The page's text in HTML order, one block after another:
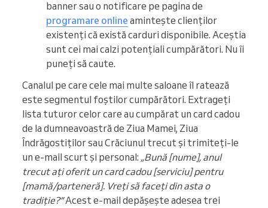
banner sau o notificare pe pagina de
programare online amintește clienților
existenți că există carduri disponibile. Aceștia
sunt cei mai calzi potențiali cumpărători. Nu îi
puneți să caute.
Canalul pe care cele mai multe saloane îl ratează
este segmentul foștilor cumpărători. Extrageți
lista tuturor celor care au cumpărat un card cadou
de la dumneavoastră de Ziua Mamei, Ziua
Îndrăgostiților sau Crăciunul trecut și trimiteți-le
un e-mail scurt și personal: „Bună [nume], anul
trecut ați oferit un card cadou [serviciu] pentru
[mamă/parteneră]. Vreți să faceți din asta o
tradiție?”Acest e-mail depășește adesea trei